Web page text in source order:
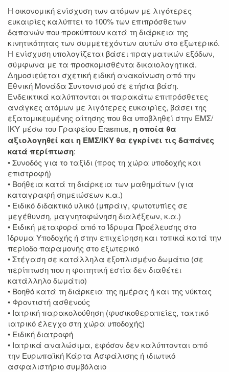
Η οικονομική ενίσχυση των ατόμων με λιγότερες
ευκαιρίες καλύπτει το 100% των επιπρόσθετων
δαπανών που προκύπτουν κατά τη διάρκεια της
κινητικότητας των συμμετεχόντων αυτών στο εξωτερικό.
Η ενίσχυση υπολογίζεται βάσει πραγματικών εξόδων,
σύμφωνα με τα προσκομισθέντα δικαιολογητικά.
Δημοσιεύεται σχετική ειδική ανακοίνωση από την
Εθνική Μονάδα Συντονισμού σε ετήσια βάση.
Ενδεικτικά καλύπτονται οι παρακάτω επιπρόσθετες
ανάγκες ατόμων με λιγότερες ευκαιρίες, βάσει της
εξατομικευμένης αίτησης που θα υποβληθεί στην ΕΜΣ/
ΙΚΥ μέσω του Γραφείου Erasmus, η οποία θα
αξιολογηθεί και η ΕΜΣ/ΙΚΥ θα εγκρίνει τις δαπάνες
κατά περίπτωση:
• Συνοδός για το ταξίδι (προς τη χώρα υποδοχής και
επιστροφή)
• Βοήθεια κατά τη διάρκεια των μαθημάτων (για
καταγραφή σημειώσεων κ.α.)
• Ειδικό διδακτικό υλικό (μπράιγ, φωτοτυπίες σε
μεγέθυνση, μαγνητοφώνηση διαλέξεων, κ.α.)
• Ειδική μεταφορά από το Ίδρυμα Προέλευσης στο
Ίδρυμα Υποδοχής ή στην επιχείρηση και τοπικά κατά την
περίοδο παραμονής στο εξωτερικό
• Στέγαση σε κατάλληλα εξοπλισμένο δωμάτιο (σε
περίπτωση που η φοιτητική εστία δεν διαθέτει
κατάλληλο δωμάτιο)
• Βοηθό κατά τη διάρκεια της ημέρας ή και της νύκτας
• Φροντιστή ασθενούς
• Ιατρική παρακολούθηση (φυσικοθεραπείες, τακτικό
ιατρικό έλεγχο στη χώρα υποδοχής)
• Ειδική διατροφή
• Ιατρικά αναλώσιμα, εφόσον δεν καλύπτονται από
την Ευρωπαϊκή Κάρτα Ασφάλισης ή ιδιωτικό
ασφαλιστήριο συμβόλαιο